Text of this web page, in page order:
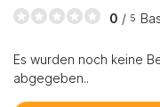
0 / 5
Es wurden noch keine
abgegeben..